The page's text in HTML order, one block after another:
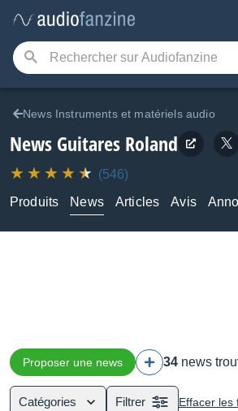
News Instruments et matériels audio
News Guitares Roland
(546)
Produits
News Articles Avis
Proposer une news 34 news
Catégories Filtrer Effacer les